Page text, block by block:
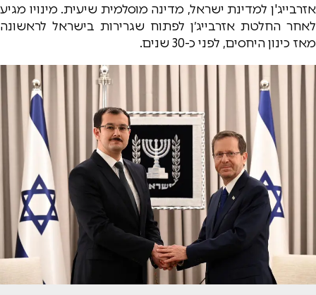
אזרבייג'ן למדינת ישראל, מדינה מוסלמית שיעית. מינויו מגיע
לאחר החלטת אזרבייג׳ן לפתוח שגרירות בישראל לראשונה
מאז כינון היחסים, לפני כ-30 שנים.